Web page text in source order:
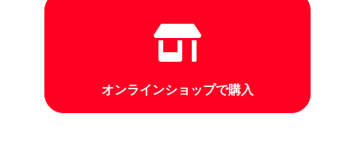
オンラインショップで購入